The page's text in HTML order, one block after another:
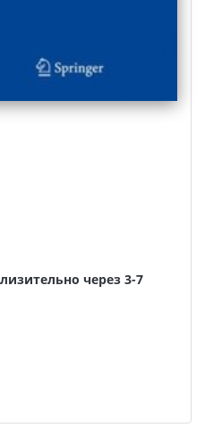
через 3-7